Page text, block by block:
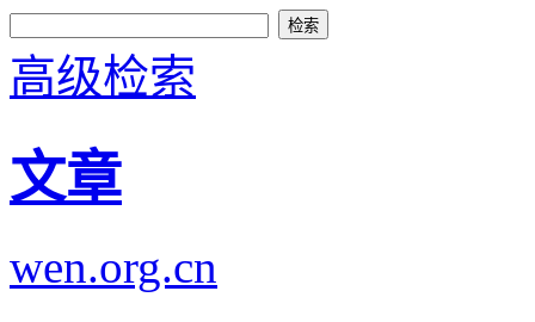
高级检索
文章
wen.org.cn